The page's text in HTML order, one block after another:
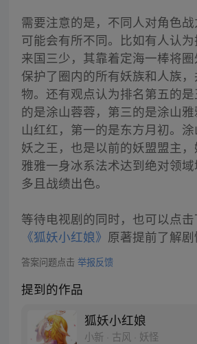
需要注意的是，不同人对角色
可能会有所不同。比如有人认
来国三少，其靠着定海一棒将圈
保护了圈内的所有妖族和人族
物。还有观点认为排名第五的
的是涂山蓉蓉，第三的是涂山
山红红，第一的是东方月初。
妖之王，也是以前的妖盟盟主
雅雅一身冰系法术达到绝对领
多且战绩出色。
等待电视剧的同时，也可以点
《狐妖小红娘》 原著提前了解剧
答案问题点击 举报反馈
提到的作品
狐妖小红娘
小新 · 古风 · 妖怪